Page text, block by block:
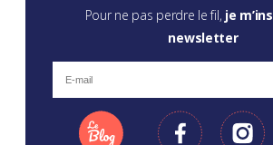
Pour ne pas perdre le fil, je
newsletter